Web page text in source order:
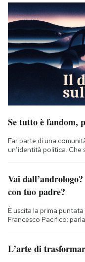
Se tutto è fandom,
Far parte di una
un’identità politica. Che
Vai
con tuo padre?
È uscita la prima
Francesco Pacifico:
L’arte di